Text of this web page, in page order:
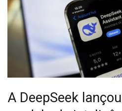
A DeepSeek